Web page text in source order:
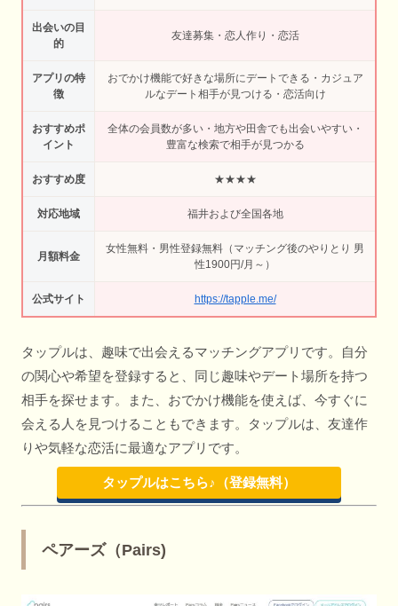
出会いの目
的
友達募集・恋人作り・恋活
アプリの特
徴
おでかけ機能で好きな場所にデートできる・カジュア
ルなデート相手が見つける・恋活向け
おすすめポ
イント
全体の会員数が多い・地方や田舎でも出会いやすい・
豊富な検索で相手が見つかる
おすすめ度 ★★★★
対応地域 福井および全国各地
月額料金
女性無料・男性登録無料（マッチング後のやりとり 男
性1900円/月～）
公式サイト https://tapple.me/
タップルは、趣味で出会えるマッチングアプリです。自分
の関心や希望を登録すると、同じ趣味やデート場所を持つ
相手を探せます。また、おでかけ機能を使えば、今すぐに
会える人を見つけることもできます。タップルは、友達作
りや気軽な恋活に最適なアプリです。
タップルはこちら♪（登録無料）
ペアーズ（Pairs)